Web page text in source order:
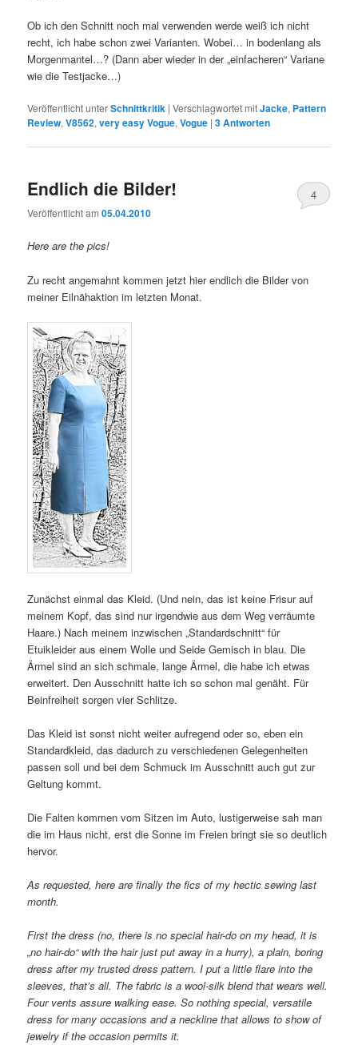
Ob ich den Schnitt noch mal verwenden werde weiß ich nicht
recht, ich habe schon zwei Varianten. Wobei… in bodenlang als
Morgenmantel…? (Dann aber wieder in der „einfacheren“ Variane
wie die Testjacke…)
Veröffentlicht unterSchnittkritik |Verschlagwortet mitJacke, Pattern
Review,V8562,very easy Vogue,Vogue |3Antworten
Endlich die Bilder!
Veröffentlicht am05.04.2010
4
Here are the pics!
Zu recht angemahnt kommen jetzt hier endlich die Bilder von
meiner Eilnähaktion im letzten Monat.
Zunächst einmal das Kleid. (Und nein, das ist keine Frisur auf
meinem Kopf, das sind nur irgendwie aus dem Weg verräumte
Haare.) Nach meinem inzwischen „Standardschnitt“ für
Etuikleider aus einem Wolle und Seide Gemisch in blau. Die
Ärmel sind an sich schmale, lange Ärmel, die habe ich etwas
erweitert. Den Ausschnitt hatte ich so schon mal genäht. Für
Beinfreiheit sorgen vier Schlitze.
Das Kleid ist sonst nicht weiter aufregend oder so, eben ein
Standardkleid, das dadurch zu verschiedenen Gelegenheiten
passen soll und bei dem Schmuck im Ausschnitt auch gut zur
Geltung kommt.
Die Falten kommen vom Sitzen im Auto, lustigerweise sah man
die im Haus nicht, erst die Sonne im Freien bringt sie so deutlich
hervor.
As requested, here are finally the fics of my hectic sewing last
month.
First the dress (no, there is no special hair-do on my head, it is
„no hair-do“ with the hair just put away in a hurry), a plain, boring
dress after my trusted dress pattern. I put a little flare into the
sleeves, that’s all. The fabric is a wool-silk blend that wears well.
Four vents assure walking ease. So nothing special, versatile
dress for many occasions and a neckline that allows to show of
jewelry if the occasion permits it.